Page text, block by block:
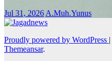
Jul 31, 2026 A.Muh.Yunus
Proudly powered by WordPress |
Themeansar.